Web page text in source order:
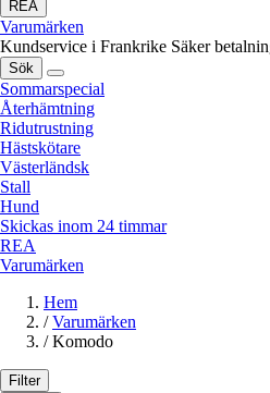
REA
Varumärken
Kundservice i Frankrike Säker
Sök
Sommarspecial
Återhämtning
Ridutrustning
Hästskötare
Västerländsk
Stall
Hund
Skickas inom 24 timmar
REA
Varumärken
Hem
/ Varumärken
/ Komodo
Filter